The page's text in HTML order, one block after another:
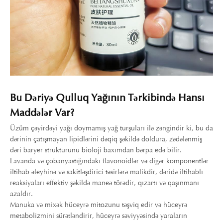
Bu Dəriyə Qulluq Yağının Tərkibində Hansı
Maddələr Var?
Üzüm çəyirdəyi yağı doymamış yağ turşuları ilə zəngindir ki, bu da
dərinin çatışmayan lipidlərini dəqiq şəkildə doldura, zədələnmiş
dəri baryer strukturunu bioloji baxımdan bərpa edə bilir.
Lavanda və çobanyastığındakı flavonoidlər və digər komponentlər
iltihab əleyhinə və sakitləşdirici təsirlərə malikdir, dəridə iltihablı
reaksiyaları effektiv şəkildə maneə törədir, qızartı və qaşınmanı
azaldır.
Manuka və mixək hüceyrə mitozunu təşviq edir və hüceyrə
metabolizmini sürətləndirir, hüceyrə səviyyəsində yaraların